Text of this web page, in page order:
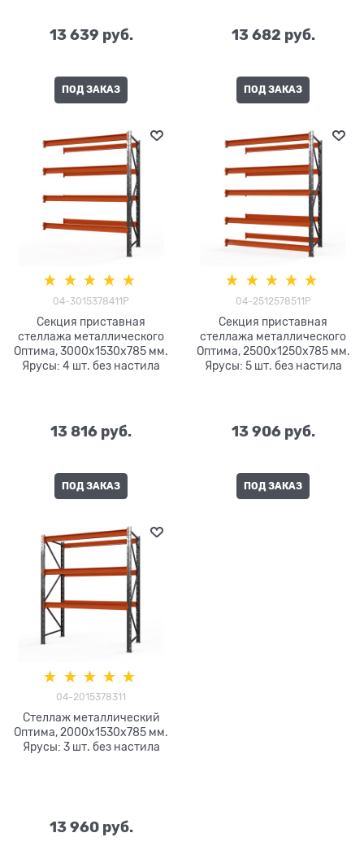
13 639 руб.
ПОД ЗАКАЗ
13 682 руб.
ПОД ЗАКАЗ
04-3015378411P
Секция приставная
стеллажа металлического
Оптима, 3000x1530x785 мм.
Ярусы: 4 шт. без настила
13 816 руб.
ПОД ЗАКАЗ
04-2512578511P
Секция приставная
стеллажа металлического
Оптима, 2500x1250x785 мм.
Ярусы: 5 шт. без настила
13 906 руб.
ПОД ЗАКАЗ
04-2015378311
Стеллаж металлический
Оптима, 2000x1530x785 мм.
Ярусы: 3 шт. без настила
13 960 руб.